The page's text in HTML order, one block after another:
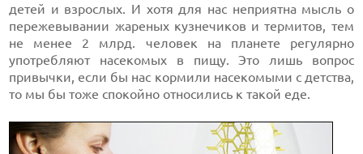
детей и взрослых. И хотя для нас неприятна мысль о
пережевывании жареных кузнечиков и термитов, тем
не менее 2 млрд. человек на планете регулярно
употребляют насекомых в пищу. Это лишь вопрос
привычки, если бы нас кормили насекомыми с детства,
то мы бы тоже спокойно относились к такой еде.